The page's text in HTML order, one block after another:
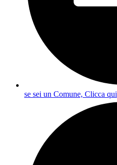
se sei un Comune, Clicca qui